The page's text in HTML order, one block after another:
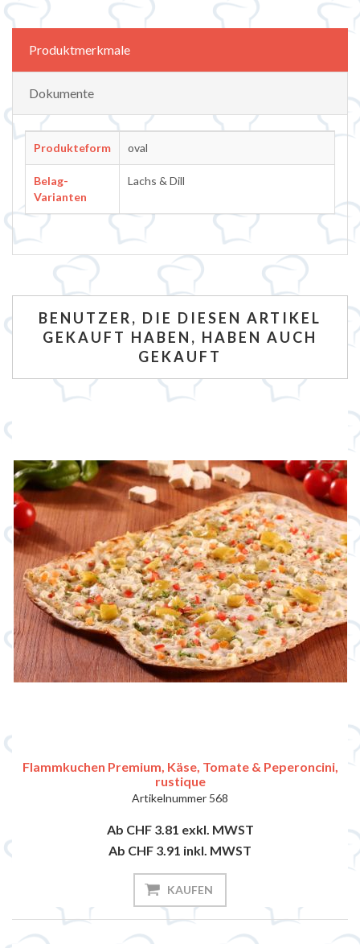
Produktmerkmale
Dokumente
AttributbezeichnungAttributwert
Produkteform oval
Belag-
Varianten
Lachs & Dill
BENUTZER, DIE DIESEN ARTIKEL
GEKAUFT HABEN, HABEN AUCH
GEKAUFT
Flammkuchen Premium, Käse, Tomate & Peperoncini,
rustique
Artikelnummer 568
Ab CHF 3.81 exkl. MWST
Ab CHF 3.91 inkl. MWST
KAUFEN